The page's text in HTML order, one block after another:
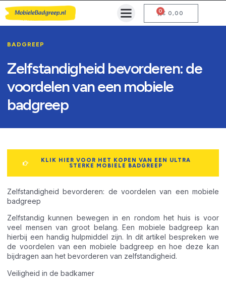
€ 0,00
0
BADGREEP
Zelfstandigheid bevorderen: de
voordelen van een mobiele
badgreep
KLIK HIER VOOR HET KOPEN VAN EEN ULTRA
STERKE MOBIELE BADGREEP
Zelfstandigheid bevorderen: de voordelen van een mobiele
badgreep
Zelfstandig kunnen bewegen in en rondom het huis is voor
veel mensen van groot belang. Een mobiele badgreep kan
hierbij een handig hulpmiddel zijn. In dit artikel bespreken we
de voordelen van een mobiele badgreep en hoe deze kan
bijdragen aan het bevorderen van zelfstandigheid.
Veiligheid in de badkamer